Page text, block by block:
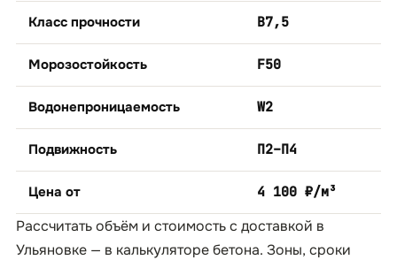
Класс прочности B7,5
Морозостойкость F50
Водонепроницаемость W2
Подвижность П2–П4
Цена от 4 100 ₽/м³
Рассчитать объём и стоимость с доставкой в
Ульяновке — в калькуляторе бетона. Зоны, сроки